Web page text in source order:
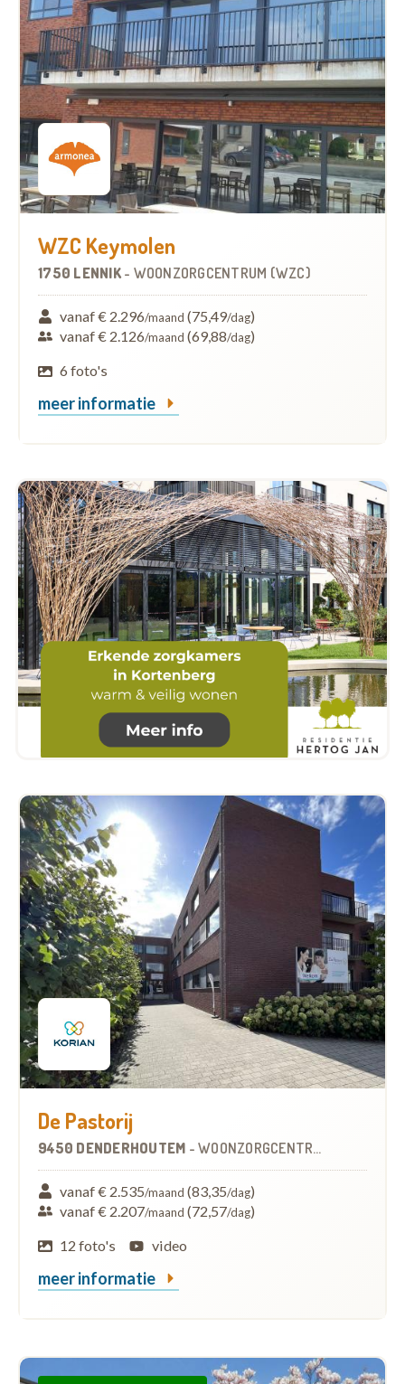
WZC Keymolen
1750 LENNIK- WOONZORGCENTRUM (WZC)
vanaf € 2.296/maand (75,49/dag)
vanaf € 2.126/maand (69,88/dag)
6 foto's
meer informatie
De Pastorij
9450 DENDERHOUTEM - WOONZORGCENTRUM (WZC)
vanaf € 2.535/maand (83,35/dag)
vanaf € 2.207/maand (72,57/dag)
12 foto's
video
meer informatie